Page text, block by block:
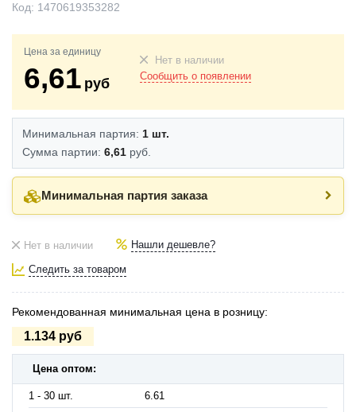
Код: 1470619353282
Цена за единицу
6,61 руб
Нет в наличии
Сообщить о появлении
Минимальная партия: 1 шт.
Сумма партии: 6,61 руб.
Минимальная партия заказа
Нет в наличии Нашли дешевле?
Следить за товаром
Рекомендованная минимальная цена в розницу:
1.134 руб
Цена оптом:
1 - 30 шт.
6.61